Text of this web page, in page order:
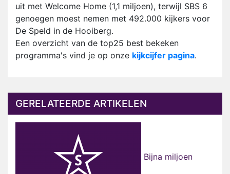
uit met Welcome Home (1,1 miljoen), terwijl SBS 6
genoegen moest nemen met 492.000 kijkers voor
De Speld in de Hooiberg.
Een overzicht van de top25 best bekeken
programma's vind je op onze kijkcijfer pagina.
GERELATEERDE ARTIKELEN
Bijna miljoen